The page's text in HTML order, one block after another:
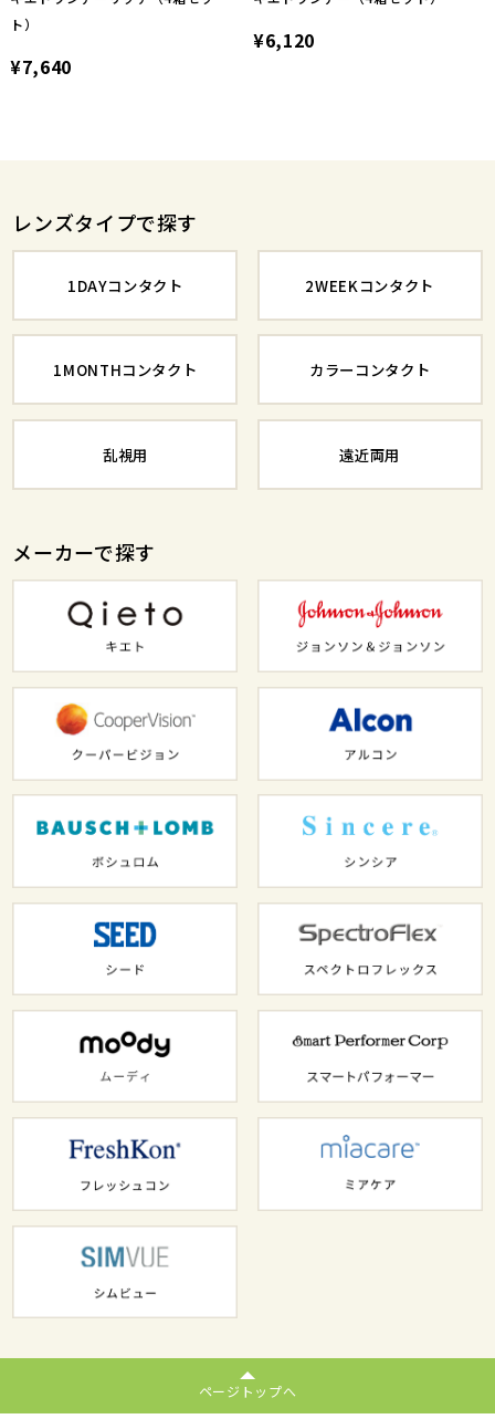
ト）
¥7,640
¥6,120
レンズタイプで探す
1DAYコンタクト 2WEEKコンタクト
1MONTHコンタクト カラーコンタクト
乱視用 遠近両用
メーカーで探す
ページトップへ